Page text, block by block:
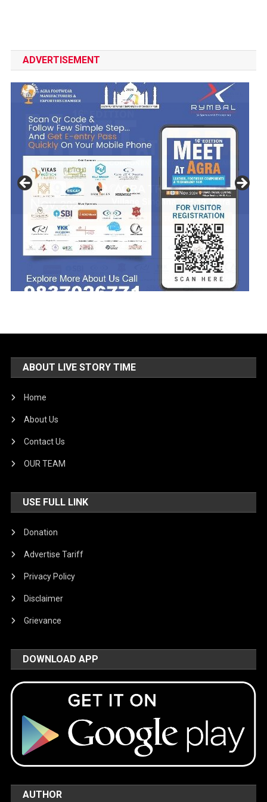
ADVERTISEMENT
ABOUT LIVE STORY TIME
Home
About Us
Contact Us
OUR TEAM
USE FULL LINK
Donation
Advertise Tariff
Privacy Policy
Disclaimer
Grievance
DOWNLOAD APP
AUTHOR